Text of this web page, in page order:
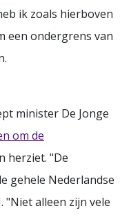
ik zoals hierboven
een ondergrens van
minister De Jonge
om de
herziet. "De
gehele Nederlandse
alleen zijn vele